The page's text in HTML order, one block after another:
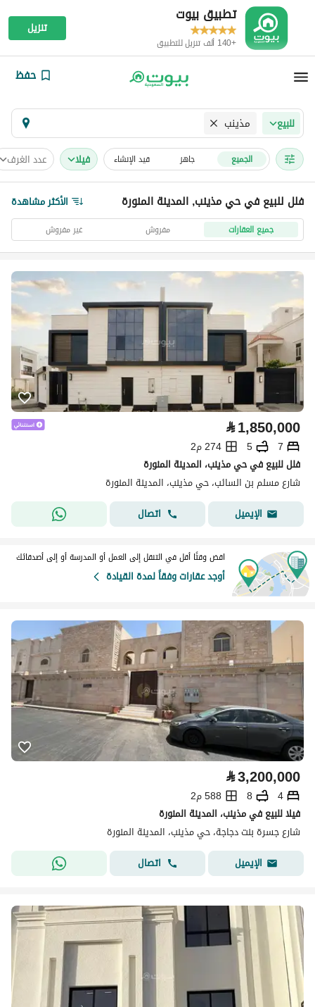
تطبيق بيوت
+140 ألف تنزيل للتطبيق
تنزيل
حفظ
للبيع مذينب
الجميع جاهز قيد الإنشاء فیلا عدد الغرف
فلل للبيع في حي مذينب, المدينة المنورة الأكثر مشاهدة
جميع العقارات مفروش غير مفروش
⃁1,850,000
7
5
274 م2
فلل للبيع في حي مذينب، المدينة المنورة
شارع مسلم بن السائب، حي مذينب، المدينة المنورة
الإيميل
اتصال
اقض وقتًا أقل في التنقل إلى العمل أو المدرسة أو إلى أصدقائك
أوجد عقارات وفقاً لمدة القيادة
⃁3,200,000
4
8
588 م2
فيلا للبيع في مذينب، المدينة المنورة
شارع جسرة بنت دجاجة، حي مذينب، المدينة المنورة
الإيميل
اتصال